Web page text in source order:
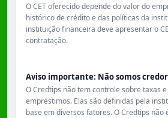
O CET oferecido depende do valor do
histórico de crédito e das políticas da
instituição financeira deve apresentar o
contratação.
Aviso importante: Não somos
O Credtips não tem controle sobre taxas
empréstimos. Elas são definidas pela
base em diversos fatores. O Credtips